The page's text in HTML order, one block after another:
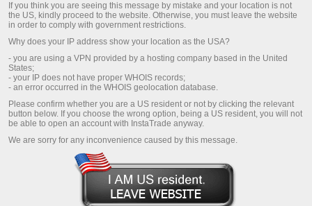
Realizar depósito
If you think you are seeing this message by mistake and your location is not
the US, kindly proceed to the website. Otherwise, you must leave the website
in order to comply with government restrictions.
Why does your IP address show your location as the USA?
- you are using a VPN provided by a hosting company based in the United
States;
- your IP does not have proper WHOIS records;
- an error occurred in the WHOIS geolocation database.
Please confirm whether you are a US resident or not by clicking the relevant
button below. If you choose the wrong option, being a US resident, you will not
be able to open an account with InstaTrade anyway.
We are sorry for any inconvenience caused by this message.